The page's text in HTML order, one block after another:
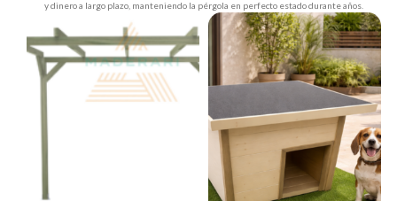
y dinero a largo plazo, manteniendo la pérgola en perfecto estado durante años.